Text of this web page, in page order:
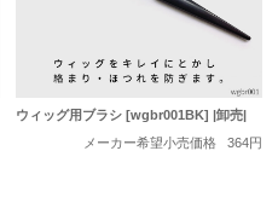
ウィッグ用ブラシ [wgbr001BK] |卸売|
メーカー希望小売価格
364円